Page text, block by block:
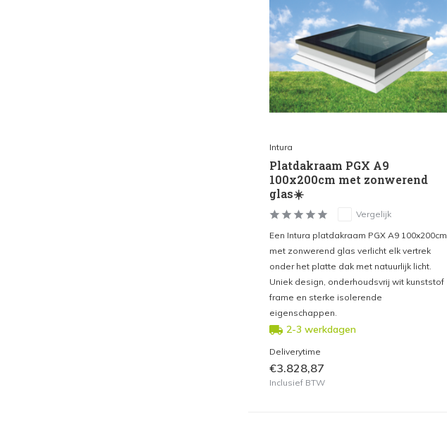
Intura
Platdakraam PGX A9
100x200cm met zonwerend
glas☀️
Vergelijk
Een Intura platdakraam PGX A9 100x200cm
met zonwerend glas verlicht elk vertrek
onder het platte dak met natuurlijk licht.
Uniek design, onderhoudsvrij wit kunststof
frame en sterke isolerende
eigenschappen.
2-3 werkdagen
Deliverytime
€3.828,87
Inclusief BTW